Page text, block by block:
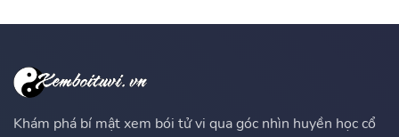
Khám phá bí mật xem bói tử vi qua góc nhìn huyền học cổ